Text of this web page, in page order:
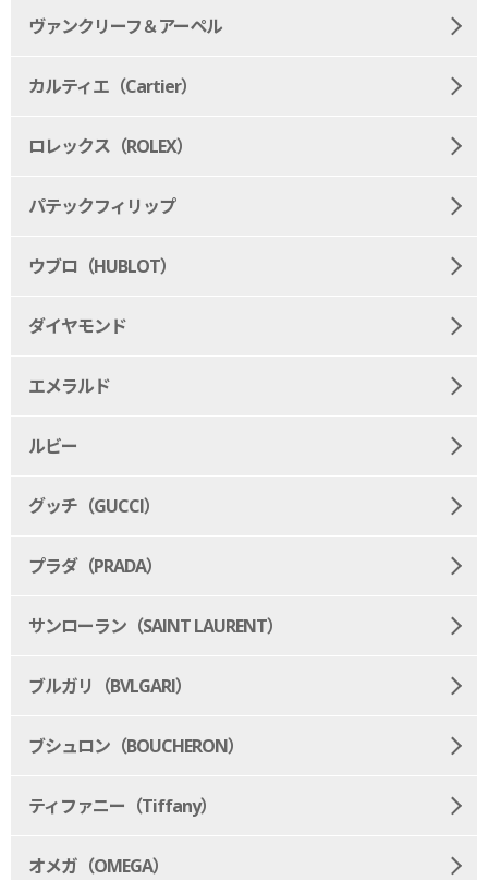
ヴァンクリーフ＆アーペル
カルティエ（Cartier）
ロレックス（ROLEX）
パテックフィリップ
ウブロ（HUBLOT）
ダイヤモンド
エメラルド
ルビー
グッチ（GUCCI）
プラダ（PRADA）
サンローラン（SAINT LAURENT）
ブルガリ（BVLGARI）
ブシュロン（BOUCHERON）
ティファニー（Tiffany）
オメガ（OMEGA）